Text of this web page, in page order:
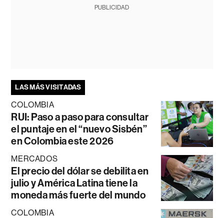
PUBLICIDAD
LAS MÁS VISITADAS
COLOMBIA
RUI: Paso a paso para consultar
el puntaje en el “nuevo Sisbén”
en Colombia este 2026
MERCADOS
El precio del dólar se debilita en
julio y América Latina tiene la
moneda más fuerte del mundo
COLOMBIA